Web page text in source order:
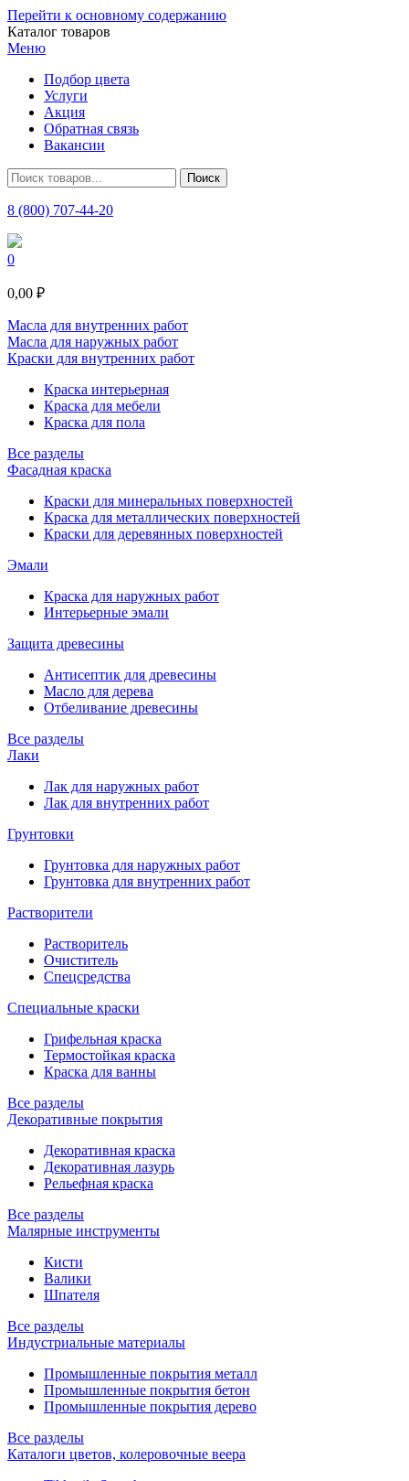
Перейти к основному содержанию
Каталог товаров
Меню
Подбор цвета
Услуги
Акция
Обратная связь
Вакансии
8 (800) 707-44-20
0
0,00 ₽
Масла для внутренних работ
Масла для наружных работ
Краски для внутренних работ
Краска интерьерная
Краска для мебели
Краска для пола
Все разделы
Фасадная краска
Краски для минеральных поверхностей
Краска для металлических поверхностей
Краски для деревянных поверхностей
Эмали
Краска для наружных работ
Интерьерные эмали
Защита древесины
Антисептик для древесины
Масло для дерева
Отбеливание древесины
Все разделы
Лаки
Лак для наружных работ
Лак для внутренних работ
Грунтовки
Грунтовка для наружных работ
Грунтовка для внутренних работ
Растворители
Растворитель
Очиститель
Спецсредства
Специальные краски
Грифельная краска
Термостойкая краска
Краска для ванны
Все разделы
Декоративные покрытия
Декоративная краска
Декоративная лазурь
Рельефная краска
Все разделы
Малярные инструменты
Кисти
Валики
Шпателя
Все разделы
Индустриальные материалы
Промышленные покрытия металл
Промышленные покрытия бетон
Промышленные покрытия дерево
Все разделы
Каталоги цветов, колеровочные веера